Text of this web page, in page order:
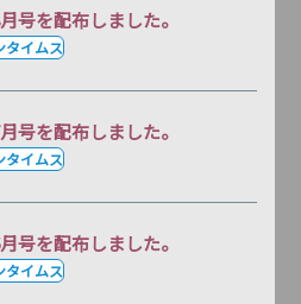
号を配布しました。
タイムス
号を配布しました。
タイムス
号を配布しました。
タイムス